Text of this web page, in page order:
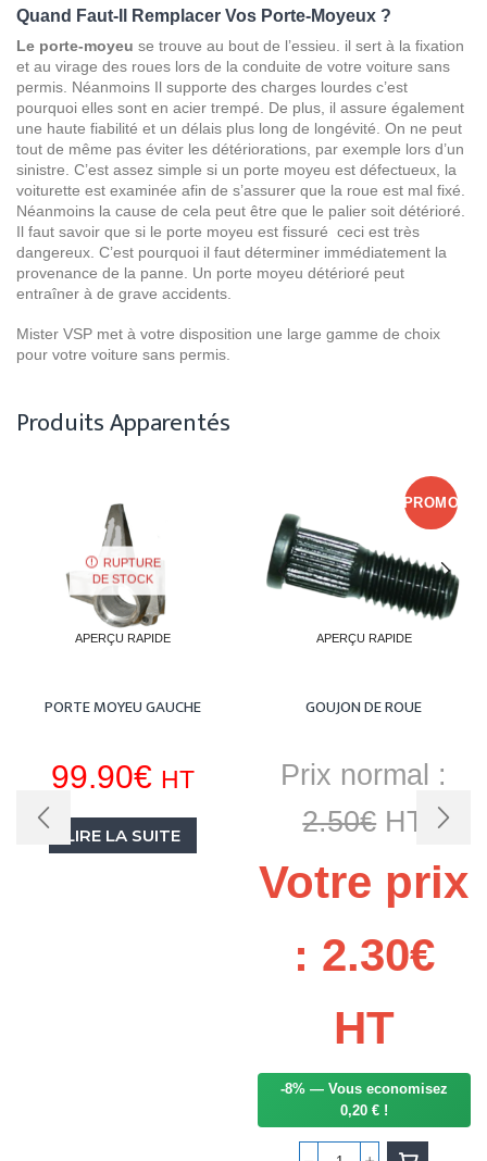
Quand Faut-Il Remplacer Vos Porte-Moyeux ?
Le porte-moyeu se trouve au bout de l’essieu. il sert à la fixation
et au virage des roues lors de la conduite de votre voiture sans
permis. Néanmoins Il supporte des charges lourdes c’est
pourquoi elles sont en acier trempé. De plus, il assure également
une haute fiabilité et un délais plus long de longévité. On ne peut
tout de même pas éviter les détériorations, par exemple lors d’un
sinistre. C’est assez simple si un porte moyeu est défectueux, la
voiturette est examinée afin de s’assurer que la roue est mal fixé.
Néanmoins la cause de cela peut être que le palier soit détérioré.
Il faut savoir que si le porte moyeu est fissuré ceci est très
dangereux. C’est pourquoi il faut déterminer immédiatement la
provenance de la panne. Un porte moyeu détérioré peut
entraîner à de grave accidents.
Mister VSP met à votre disposition une large gamme de choix
pour votre voiture sans permis.
Produits Apparentés
RUPTURE
DE STOCK
APERÇU RAPIDE
PORTE MOYEU GAUCHE
99.90€ HT
LIRE LA SUITE
PROMO
APERÇU RAPIDE
GOUJON DE ROUE
Prix normal :
2.50€HT
Votre prix
: 2.30€
HT
-8% — Vous economisez
0,20 € !